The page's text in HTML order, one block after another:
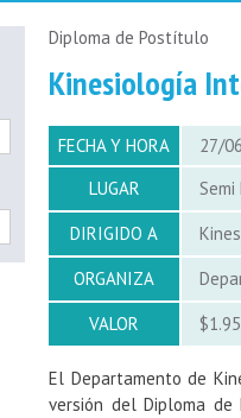
Diploma de Postítulo
Kinesiología
FECHA Y HORA
27/
LUGAR
DIRIGIDO A
ORGANIZA
VALOR
El Departamento de
versión del Diploma